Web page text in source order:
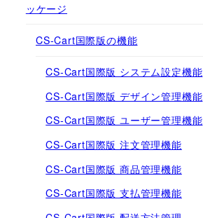
ッケージ
CS-Cart国際版の機能
CS-Cart国際版 システム設定機能
CS-Cart国際版 デザイン管理機能
CS-Cart国際版 ユーザー管理機能
CS-Cart国際版 注文管理機能
CS-Cart国際版 商品管理機能
CS-Cart国際版 支払管理機能